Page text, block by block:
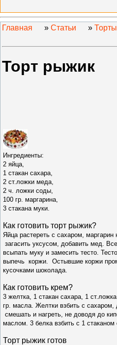
Главная » Статьи » Торты
Торт рыжик
Ингредиенты:
2 яйца,
1 стакан сахара,
2 ст.ложки меда,
2 ч. ложки соды,
100 гр. маргарина,
3 стакана муки.
Как готовить торт рыжик?
Яйца растереть с сахаром, маргарин
загасить уксусом, добавить мед.
всыпать муку и замесить тесто.
выпечь коржи. Остывшие коржи
кусочками шоколада.
Как готовить крем?
3 желтка, 1 стакан сахара, 1
гр. масла. Желтки взбить с
смешать и нагреть, не доводя до
маслом. 3 белка взбить с 1 стаканом
Торт рыжик готов